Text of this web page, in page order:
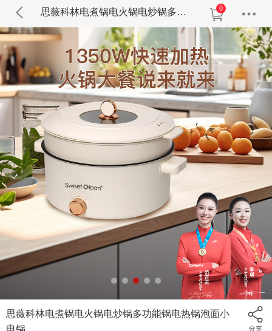
思薇科林电煮锅电火锅电炒锅多功能锅电热锅泡面小电锅 0
思薇科林电煮锅电火锅电炒锅多功能锅电热锅泡面小
电锅